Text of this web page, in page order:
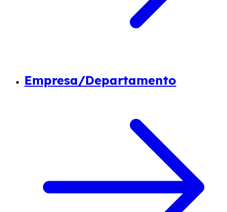
Empresa/Departamento